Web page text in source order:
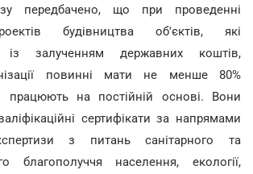
передбачено, що при проведенні
будівництва об'єктів, які
із залученням державних коштів,
повинні мати не менше 80%
працюють на постійній основі. Вони
сертифікати за напрямами
з питань санітарного та
благополуччя населення, екології,